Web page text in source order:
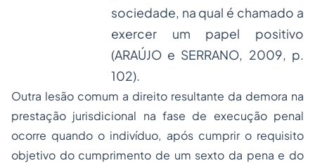
sociedade, na qual é chamado a
exercer um papel positivo
(ARAÚJO e SERRANO, 2009, p.
102).
Outra lesão comum a direito resultante da demora na
prestação jurisdicional na fase de execução penal
ocorre quando o indivíduo, após cumprir o requisito
objetivo do cumprimento de um sexto da pena e do